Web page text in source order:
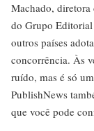
Machado, diretora
do Grupo
outros países
concorrência. Às
ruído, mas é só
PublishNews
que você pode